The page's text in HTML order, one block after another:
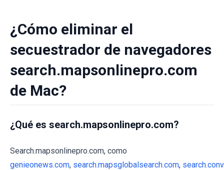
¿Cómo eliminar el
secuestrador de navegadores
search.mapsonlinepro.com
de Mac?
¿Qué es search.mapsonlinepro.com?
Search.mapsonlinepro.com, como
genieonews.com, search.mapsglobalsearch.com,